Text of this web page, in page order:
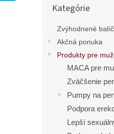
kategórie
Kategórie
Zvýhodnené
Akčná ponuka
Produkty pre
MACA pre
Zväčšenie
Pumpy na
Podpora
Lepší